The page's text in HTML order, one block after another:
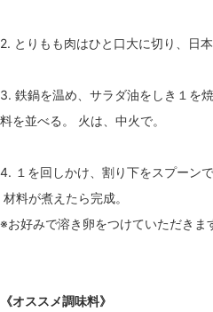
2. とりもも肉はひと口大に切り、日
3. 鉄鍋を温め、サラダ油をしき１を
料を並べる。 火は、中火で。
4. １を回しかけ、割り下をスプーンで
材料が煮えたら完成。
※お好みで溶き卵をつけていただきま
《オススメ調味料》